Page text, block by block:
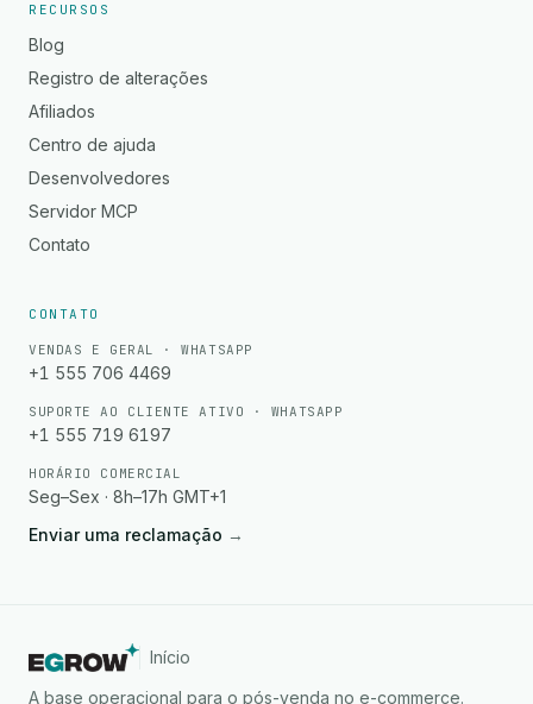
RECURSOS
Blog
Registro de alterações
Afiliados
Centro de ajuda
Desenvolvedores
Servidor MCP
Contato
CONTATO
VENDAS E GERAL · WHATSAPP
+1 555 706 4469
SUPORTE AO CLIENTE ATIVO · WHATSAPP
+1 555 719 6197
HORÁRIO COMERCIAL
Seg–Sex · 8h–17h GMT+1
Enviar uma reclamação →
Início
A base operacional para o pós-venda no e-commerce.